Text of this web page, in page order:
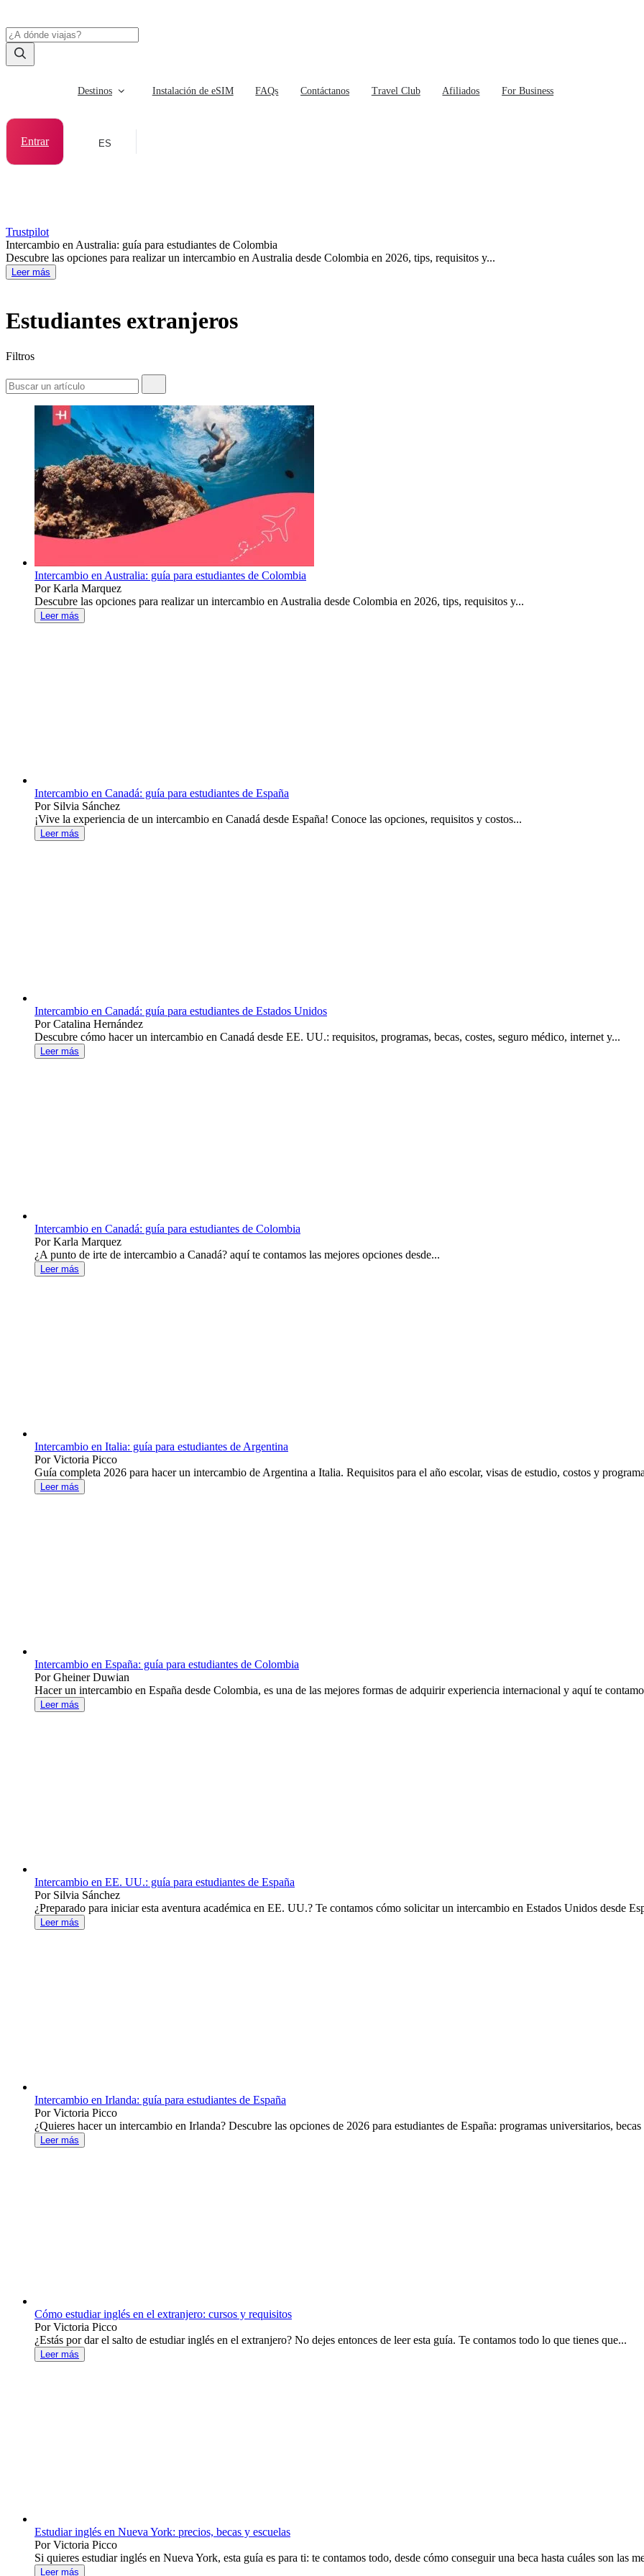
Destinos Instalación de eSIM FAQs Contáctanos Travel Club Afiliados For Business
Entrar ES
Trustpilot
Intercambio en Australia: guía para estudiantes de Colombia
Descubre las opciones para realizar un intercambio en Australia desde Colombia en 2026, tips, requisitos y...
Leer más
Estudiantes extranjeros
Filtros
Intercambio en Australia: guía para estudiantes de Colombia
Por Karla Marquez
Descubre las opciones para realizar un intercambio en Australia desde Colombia en 2026, tips, requisitos y...
Leer más
Intercambio en Canadá: guía para estudiantes de España
Por Silvia Sánchez
¡Vive la experiencia de un intercambio en Canadá desde España! Conoce las opciones, requisitos y costos...
Leer más
Intercambio en Canadá: guía para estudiantes de Estados Unidos
Por Catalina Hernández
Descubre cómo hacer un intercambio en Canadá desde EE. UU.: requisitos, programas, becas, costes, seguro médico, internet y...
Leer más
Intercambio en Canadá: guía para estudiantes de Colombia
Por Karla Marquez
¿A punto de irte de intercambio a Canadá? aquí te contamos las mejores opciones desde...
Leer más
Intercambio en Italia: guía para estudiantes de Argentina
Por Victoria Picco
Guía completa 2026 para hacer un intercambio de Argentina a Italia. Requisitos para el año escolar, visas de estudio, costos y
Leer más
Intercambio en España: guía para estudiantes de Colombia
Por Gheiner Duwian
Hacer un intercambio en España desde Colombia, es una de las mejores formas de adquirir experiencia internacional y aquí te
Leer más
Intercambio en EE. UU.: guía para estudiantes de España
Por Silvia Sánchez
¿Preparado para iniciar esta aventura académica en EE. UU.? Te contamos cómo solicitar un intercambio en Estados Unidos desde
Leer más
Intercambio en Irlanda: guía para estudiantes de España
Por Victoria Picco
¿Quieres hacer un intercambio en Irlanda? Descubre las opciones de 2026 para estudiantes de España: programas universitarios, becas
Leer más
Cómo estudiar inglés en el extranjero: cursos y requisitos
Por Victoria Picco
¿Estás por dar el salto de estudiar inglés en el extranjero? No dejes entonces de leer esta guía. Te contamos todo lo que tienes que...
Leer más
Estudiar inglés en Nueva York: precios, becas y escuelas
Por Victoria Picco
Si quieres estudiar inglés en Nueva York, esta guía es para ti: te contamos todo, desde cómo conseguir una beca hasta cuáles son las
Leer más